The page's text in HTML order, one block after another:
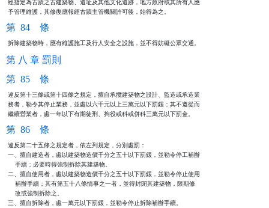
經指定為古蹟之古建築物、遺址及其他文化遺跡，地方政府或其所有人應
予管理維護，其修復應報經古蹟主管機關許可後，始得為之。
第 84 條
拆除建築物時，應有維護施工及行人安全之設施，並不得妨礙公眾交通。
第 八 章 罰則
第 85 條
違反第十三條或第十四條之規定，擅自承攬建築物之設計、監造或承造業
務者，勒令其停止業務，並處以六千元以上三萬元以下罰鍰；其不遵從而
繼續營業者，處一年以下有期徒刑、拘役或科或併科三萬元以下罰金。
第 86 條
違反第二十五條之規定者，依左列規定，分別處罰：
一、擅自建造者，處以建築物造價千分之五十以下罰鍰，並勒令停工補辦
    手續；必要時得強制拆除其建築物。
二、擅自使用者，處以建築物造價千分之五十以下罰鍰，並勒令停止使用
    補辦手續；其有第五十八條情事之一者，並得封閉其建築物，限期修
    改或強制拆除之。
三、擅自拆除者，處一萬元以下罰鍰，並勒令停止拆除補辦手續。